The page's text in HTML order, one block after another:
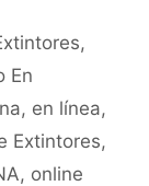
,
En
, en línea,
Extintores,
, online